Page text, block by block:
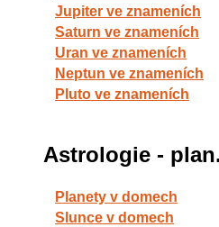
Jupiter ve znameních
Saturn ve znameních
Uran ve znameních
Neptun ve znameních
Pluto ve znameních
Astrologie -
Planety v domech
Slunce v domech